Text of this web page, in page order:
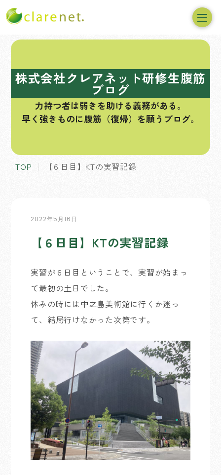
株式会社クレアネット研修生腹筋
ブログ
力持つ者は弱きを助ける義務がある。
早く強きものに腹筋（復帰）を願うブログ。
TOP 【６日目】KTの実習記録
2022年5月16日
【６日目】KTの実習記録
実習が６日目ということで、実習が始まっ
て最初の土日でした。
休みの時には中之島美術館に行くか迷っ
て、結局行けなかった次第です。